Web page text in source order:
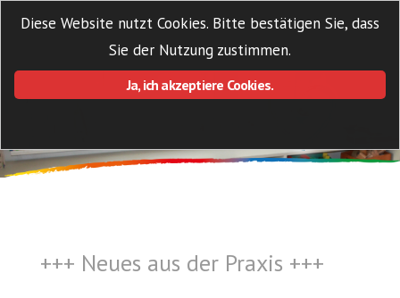
+++ Neues aus der Praxis +++
Diese Website nutzt Cookies. Bitte bestätigen Sie, dass
Sie der Nutzung zustimmen.
Ja, ich akzeptiere Cookies.